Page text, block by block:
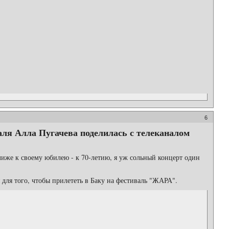
6
Алла Пугачева поделилась с телеканалом
к своему юбилею - к 70-летию, я уж сольный концерт один
для того, чтобы прилететь в Баку на фестиваль "ЖАРА".